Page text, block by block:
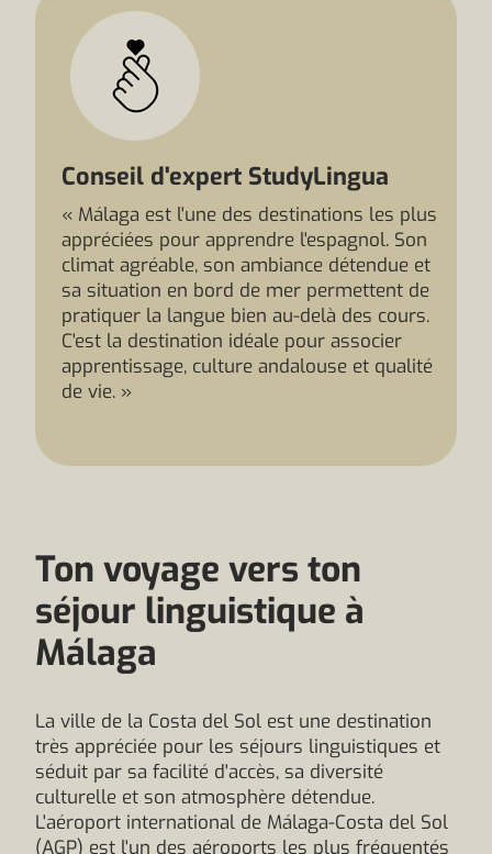
Conseil d'expert StudyLingua
« Málaga est l'une des destinations les plus
appréciées pour apprendre l'espagnol. Son
climat agréable, son ambiance détendue et
sa situation en bord de mer permettent de
pratiquer la langue bien au-delà des cours.
C'est la destination idéale pour associer
apprentissage, culture andalouse et qualité
de vie. »
Ton voyage vers ton
séjour linguistique à
Málaga
La ville de la Costa del Sol est une destination
très appréciée pour les séjours linguistiques et
séduit par sa facilité d'accès, sa diversité
culturelle et son atmosphère détendue.
L'aéroport international de Málaga-Costa del Sol
(AGP) est l'un des aéroports les plus fréquentés